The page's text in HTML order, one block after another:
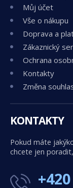
Můj účet
Vše o nákupu
Doprava a
Zákaznický
Ochrana
Kontakty
Změna
KONTAKTY
Pokud máte
chcete jen